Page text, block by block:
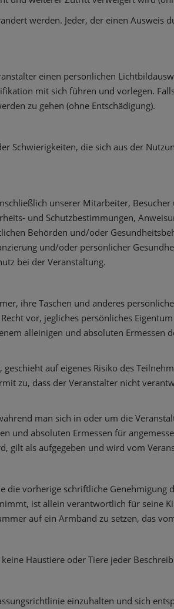
werden. Jeder, der einen Ausweis
einen persönlichen
mit sich führen und vorlegen.
zu gehen (ohne Entschädigung).
Schwierigkeiten, die sich aus der
unserer Mitarbeiter,
und Schutzbestimmungen,
Behörden und/oder
und/oder persönlicher
bei der Veranstaltung.
ihre Taschen und anderes
vor, jegliches persönliches
alleinigen und absoluten
auf eigenes Risiko des
zu, dass der Veranstalter nicht
man sich in oder um die
und absoluten Ermessen für
gilt als aufgegeben und wird vom
vorherige schriftliche Genehmigung
ist allein verantwortlich für seine
auf ein Armband zu setzen, das
Haustiere oder Tiere jeder
einzuhalten und sich